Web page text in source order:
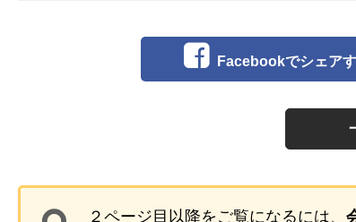
Facebookでシェア
２ページ目以降をご覧になるには、